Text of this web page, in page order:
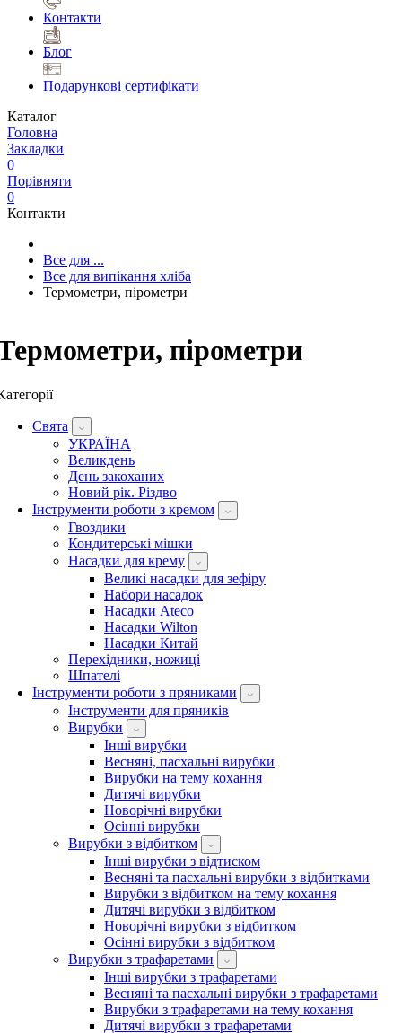
Контакти
Блог
Подарункові сертифікати
Каталог
Головна
Закладки
0
Порівняти
0
Контакти
Все для ...
Все для випікання хліба
Термометри, пірометри
пірометри
Свята
УКРАЇНА
Великдень
День закоханих
Новий рік. Різдво
Інструменти роботи з кремом
Гвоздики
Кондитерські мішки
Насадки для крему
Великі насадки для зефіру
Набори насадок
Насадки Ateco
Насадки Wilton
Насадки Китай
Перехідники, ножиці
Шпателі
Інструменти роботи з пряниками
Інструменти для пряників
Вирубки
Інші вирубки
Весняні, пасхальні вирубки
Вирубки на тему кохання
Дитячі вирубки
Новорічні вирубки
Осінні вирубки
Вирубки з відбитком
Інші вирубки з відтиском
Весняні та пасхальні вирубки з відбитками
Вирубки з відбитком на тему кохання
Дитячі вирубки з відбитком
Новорічні вирубки з відбитком
Осінні вирубки з відбитком
Вирубки з трафаретами
Інші вирубки з трафаретами
Весняні та пасхальні вирубки з трафаретами
Вирубки з трафаретами на тему кохання
Дитячі вирубки з трафаретами